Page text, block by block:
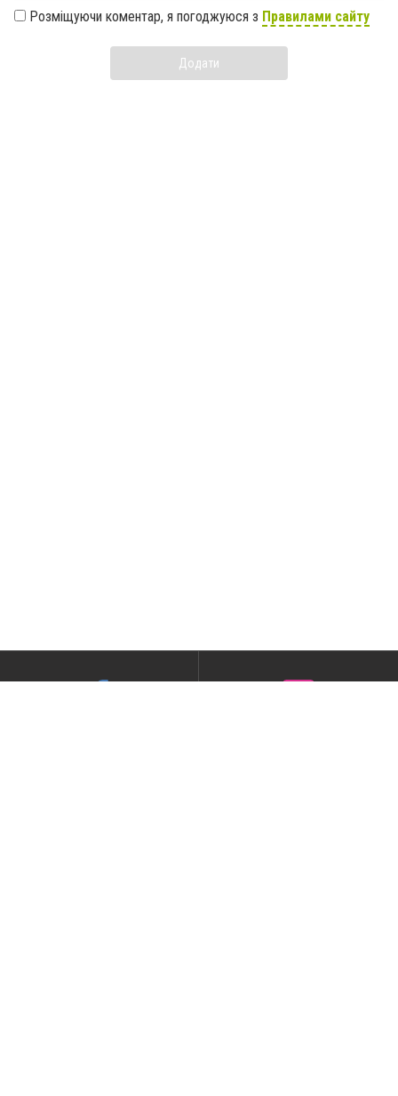
Розміщуючи коментар, я погоджуюся з Правилами сайту
Додати